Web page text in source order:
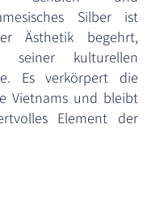
Silber ist
Ästhetik begehrt,
seiner kulturellen
Es verkörpert die
Vietnams und bleibt
Element der